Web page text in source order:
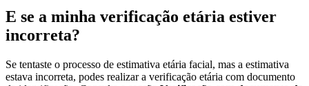
E se a minha verificação etária estiver
incorreta?
Se tentaste o processo de estimativa etária facial, mas a estimativa
estava incorreta, podes realizar a verificação etária com documento